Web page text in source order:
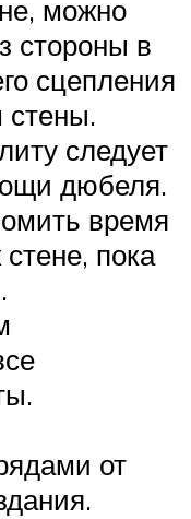
можно
стороны в
сцепления
стены.
следует
дюбеля.
время
пока
от